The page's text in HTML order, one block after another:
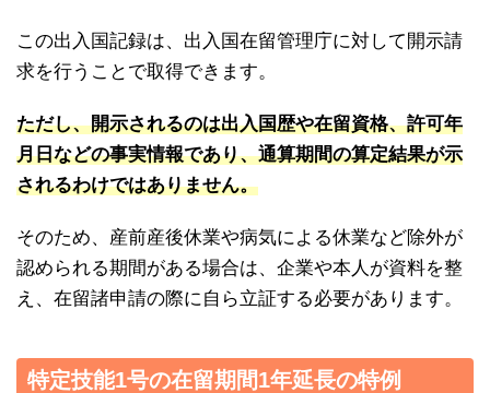
この出入国記録は、出入国在留管理庁に対して開示請
求を行うことで取得できます。
ただし、開示されるのは出入国歴や在留資格、許可年
月日などの事実情報であり、通算期間の算定結果が示
されるわけではありません。
そのため、産前産後休業や病気による休業など除外が
認められる期間がある場合は、企業や本人が資料を整
え、在留諸申請の際に自ら立証する必要があります。
特定技能1号の在留期間1年延長の特例